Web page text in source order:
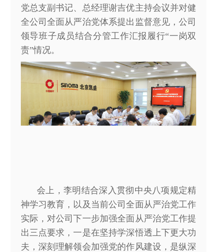
党总支副书记、总经理谢吉优主持会议并对健
全公司全面从严治党体系提出监督意见，公司
领导班子成员结合分管工作汇报履行“一岗双
责”情况。
会上，李明结合深入贯彻中央八项规定精
神学习教育，以及当前公司全面从严治党工作
实际，对公司下一步加强全面从严治党工作提
出三点要求，一是在坚持学深悟透上下更大功
夫，深刻理解领会加强党的作风建设，是纵深